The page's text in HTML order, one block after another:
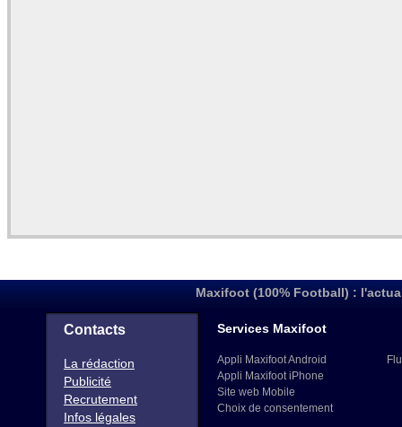
Maxifoot (100% Football) :
Contacts
La rédaction
Publicité
Recrutement
Infos légales
Services Maxifoot
Appli Maxifoot Android
Appli Maxifoot iPhone
Site web Mobile
Choix de consentement